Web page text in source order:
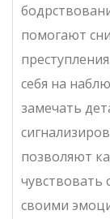
помогают
себя на
замечать
позволяют
чувствовать
своими